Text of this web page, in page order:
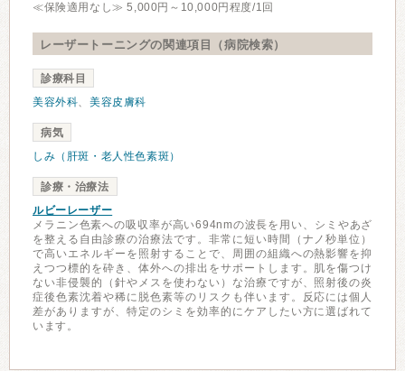
≪保険適用なし≫ 5,000円～10,000円程度/1回
レーザートーニングの関連項目（病院検索）
診療科目
美容外科、美容皮膚科
病気
しみ（肝斑・老人性色素斑）
診療・治療法
ルビーレーザー
メラニン色素への吸収率が高い694nmの波長を用い、シミやあざ
を整える自由診療の治療法です。非常に短い時間（ナノ秒単位）
で高いエネルギーを照射することで、周囲の組織への熱影響を抑
えつつ標的を砕き、体外への排出をサポートします。肌を傷つけ
ない非侵襲的（針やメスを使わない）な治療ですが、照射後の炎
症後色素沈着や稀に脱色素等のリスクも伴います。反応には個人
差がありますが、特定のシミを効率的にケアしたい方に選ばれて
います。